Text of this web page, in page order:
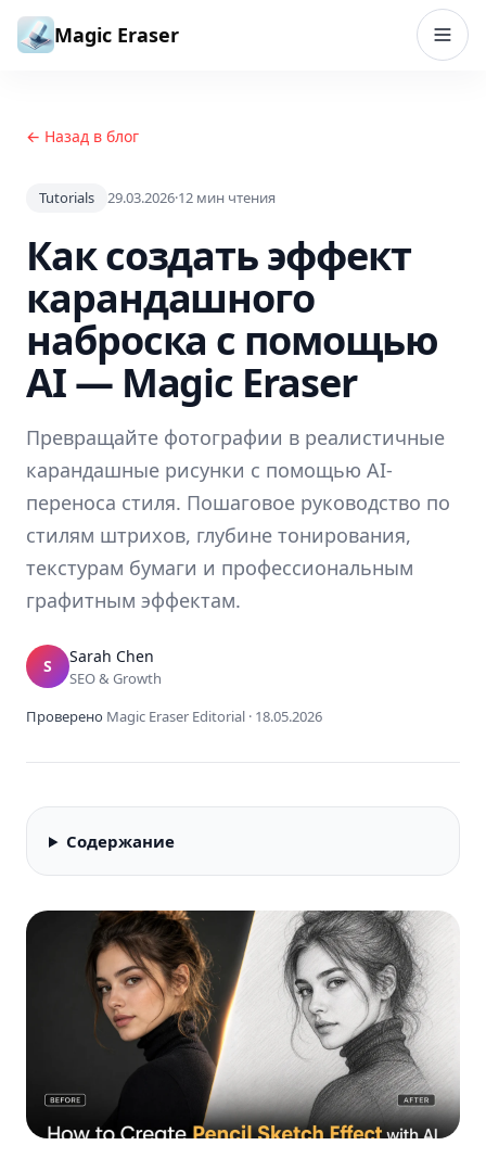
Перейти к содержимому
Magic Eraser
← Назад в блог
Tutorials 29.03.2026·12 мин чтения
Как создать эффект
карандашного
наброска с помощью
AI — Magic Eraser
Превращайте фотографии в реалистичные
карандашные рисунки с помощью AI-
переноса стиля. Пошаговое руководство по
стилям штрихов, глубине тонирования,
текстурам бумаги и профессиональным
графитным эффектам.
S Sarah Chen
SEO & Growth
Проверено Magic Eraser Editorial · 18.05.2026
Содержание